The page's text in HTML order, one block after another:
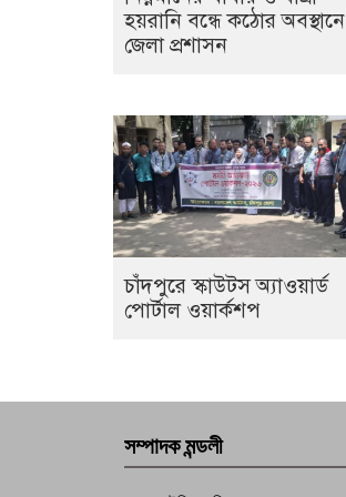
হয়রানি বন্ধে কঠোর অবস্থানে
জেলা প্রশাসন
চাঁদপুরে স্কাউটস অ্যাওয়ার্ড
পোর্টাল ওয়ার্কশপ
সম্পাদক মন্ডলী